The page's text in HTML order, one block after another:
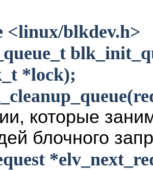
<linux/blkdev.h>
*lock);
которые
блочного